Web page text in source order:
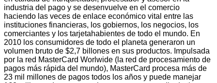
industria del pago y se desenvuelve en el comercio
haciendo las veces de enlace económico vital entre las
instituciones financieras, los gobiernos, los negocios, los
comerciantes y los tarjetahabientes de todo el mundo. En
2010 los consumidores de todo el planeta generaron un
volumen bruto de $2,7 billones en sus productos. Impulsada
por la red MasterCard Worlwide (la red de procesamiento de
pagos más rápida del mundo), MasterCard procesa más de
23 mil millones de pagos todos los años y puede manejar